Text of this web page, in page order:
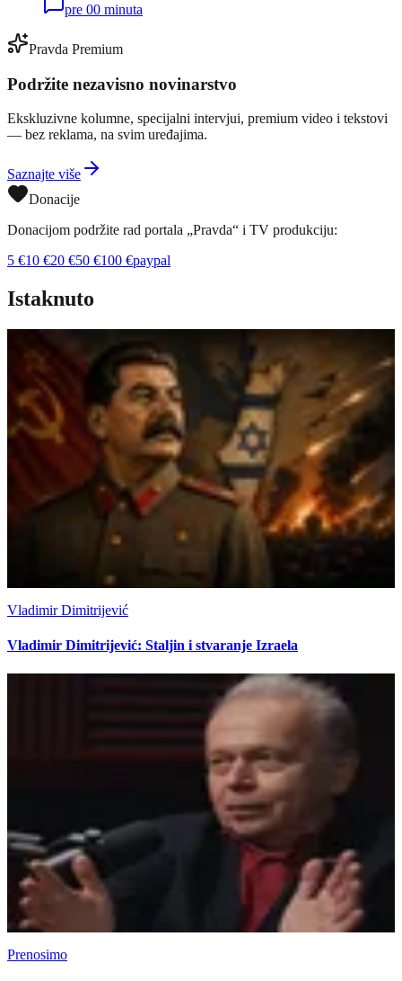
pre 00 minuta
Pravda Premium
Podržite nezavisno novinarstvo
Ekskluzivne kolumne, specijalni intervjui, premium video i tekstovi
— bez reklama, na svim uređajima.
Saznajte više
Donacije
Donacijom podržite rad portala „Pravda“ i TV produkciju:
5 €10 €20 €50 €100 €paypal
Istaknuto
Vladimir Dimitrijević
Vladimir Dimitrijević: Staljin i stvaranje Izraela
Prenosimo